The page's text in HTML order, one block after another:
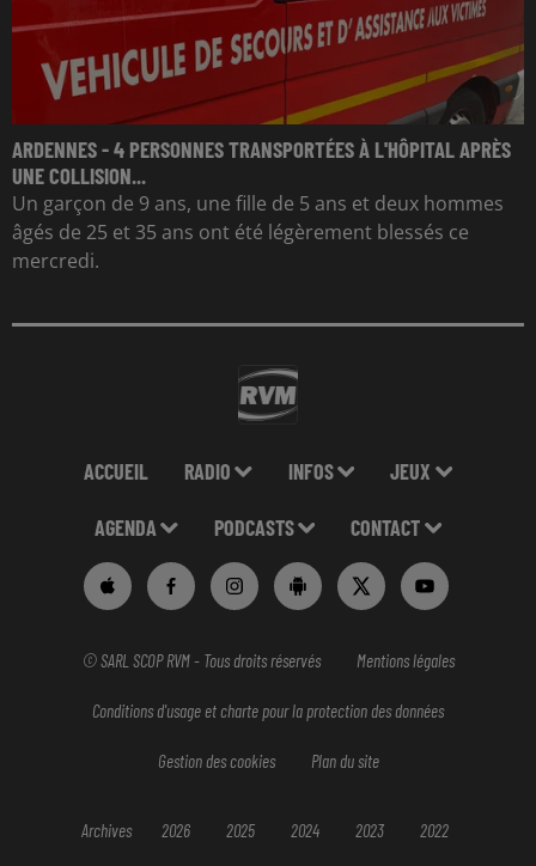
ARDENNES - 4 PERSONNES TRANSPORTÉES À L'HÔPITAL APRÈS
UNE COLLISION...
Un garçon de 9 ans, une fille de 5 ans et deux hommes
âgés de 25 et 35 ans ont été légèrement blessés ce
mercredi.
ACCUEIL RADIO INFOS JEUX
AGENDA PODCASTS CONTACT
© SARL SCOP RVM - Tous droits réservés Mentions légales
Conditions d'usage et charte pour la protection des données
Gestion des cookies Plan du site
Archives 2026 2025 2024 2023 2022